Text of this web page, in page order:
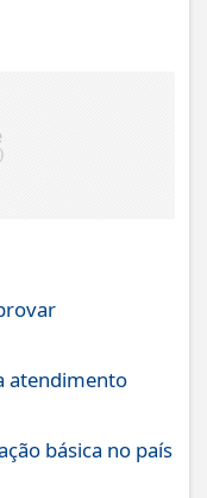
atendimento
básica no país